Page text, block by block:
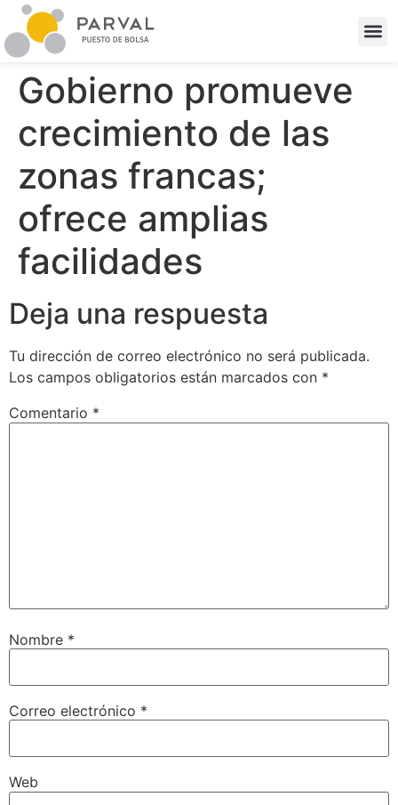
Gobierno promueve
crecimiento de las
zonas francas;
ofrece amplias
facilidades
Deja una respuesta
Tu dirección de correo electrónico no será publicada.
Los campos obligatorios están marcados con *
Comentario *
Nombre *
Correo electrónico *
Web